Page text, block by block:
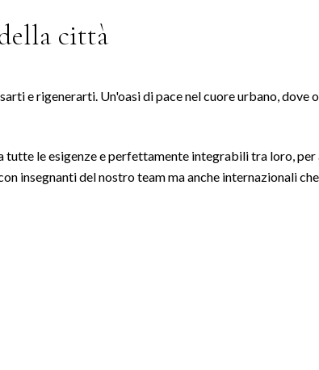
città
e rigenerarti. Un'oasi di pace nel cuore urbano,
le esigenze e perfettamente integrabili tra loro,
insegnanti del nostro team ma anche internazionali